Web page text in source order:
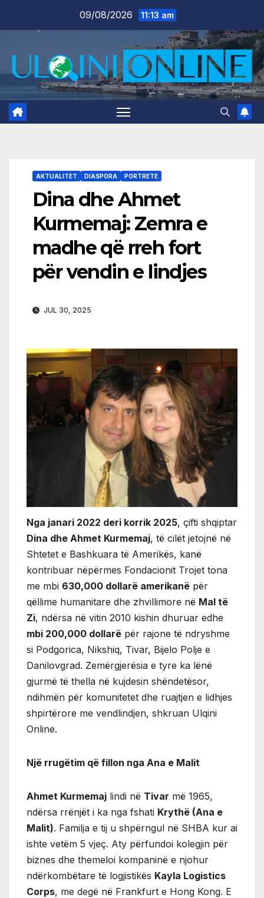
09/08/2026 11:13 am
AKTUALITET DIASPORA PORTRETE
Dina dhe Ahmet
Kurmemaj: Zemra e
madhe që rreh fort
për vendin e lindjes
JUL 30, 2025
Nga janari 2022 deri korrik 2025, çifti shqiptar
Dina dhe Ahmet Kurmemaj, të cilët jetojnë në
Shtetet e Bashkuara të Amerikës, kanë
kontribuar nëpërmes Fondacionit Trojet tona
me mbi 630,000 dollarë amerikanë për
qëllime humanitare dhe zhvillimore në Mal të
Zi, ndërsa në vitin 2010 kishin dhuruar edhe
mbi 200,000 dollarë për rajone të ndryshme
si Podgorica, Nikshiq, Tivar, Bijelo Polje e
Danilovgrad. Zemërgjerësia e tyre ka lënë
gjurmë të thella në kujdesin shëndetësor,
ndihmën për komunitetet dhe ruajtjen e lidhjes
shpirtërore me vendlindjen, shkruan Ulqini
Online.
Një rrugëtim që fillon nga Ana e Malit
Ahmet Kurmemaj lindi në Tivar më 1965,
ndërsa rrënjët i ka nga fshati Krythë (Ana e
Malit). Familja e tij u shpërngul në SHBA kur ai
ishte vetëm 5 vjeç. Aty përfundoi kolegjin për
biznes dhe themeloi kompaninë e njohur
ndërkombëtare të logjistikës Kayla Logistics
Corps, me degë në Frankfurt e Hong Kong. E